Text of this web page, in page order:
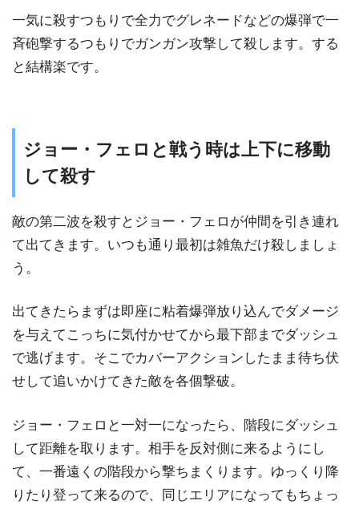
一気に殺すつもりで全力でグレネードなどの爆弾で一
斉砲撃するつもりでガンガン攻撃して殺します。する
と結構楽です。
ジョー・フェロと戦う時は上下に移動
して殺す
敵の第二波を殺すとジョー・フェロが仲間を引き連れ
て出てきます。いつも通り最初は雑魚だけ殺しましょ
う。
出てきたらまずは即座に粘着爆弾放り込んでダメージ
を与えてこっちに気付かせてから最下部までダッシュ
で逃げます。そこでカバーアクションしたまま待ち伏
せして追いかけてきた敵を各個撃破。
ジョー・フェロと一対一になったら、階段にダッシュ
して距離を取ります。相手を反対側に来るようにし
て、一番遠くの階段から撃ちまくります。ゆっくり降
りたり登って来るので、同じエリアになってもちょっ